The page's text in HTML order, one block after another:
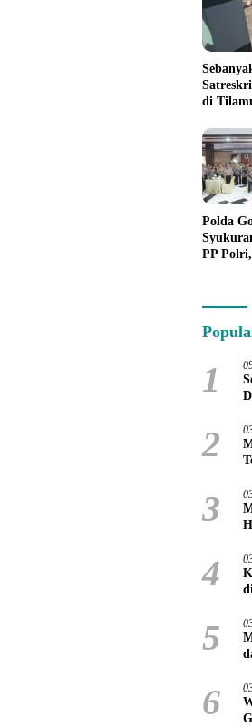
di
Polda
PP
1
2
3
4
5
6